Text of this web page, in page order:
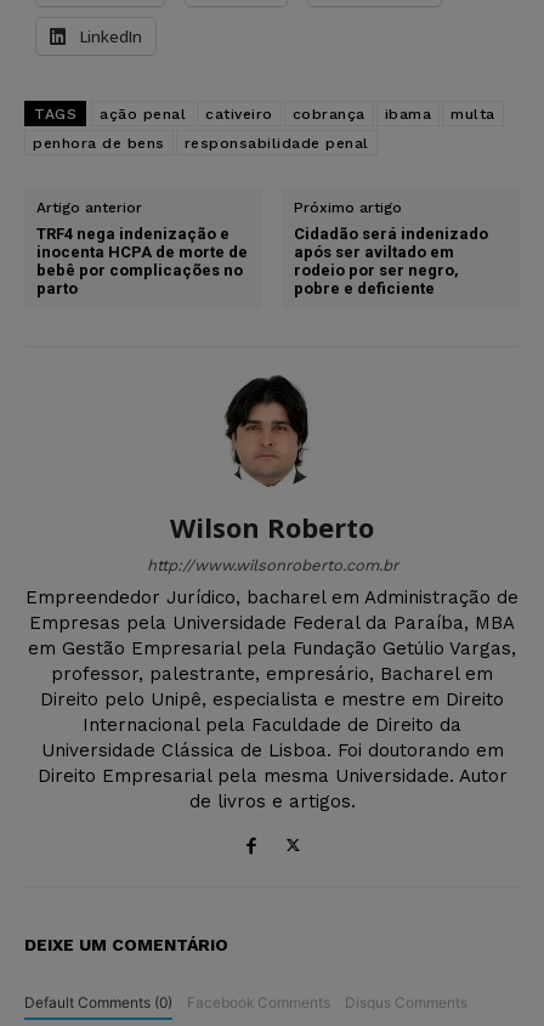
LinkedIn
TAGS ação penal cativeiro cobrança ibama
multa
penhora de bens
responsabilidade penal
Artigo anterior
TRF4 nega indenização e
inocenta HCPA de morte de
bebê por complicações no
parto
Próximo artigo
Cidadão será indenizado
após ser aviltado em
rodeio por ser negro,
pobre e deficiente
Wilson Roberto
http://www.wilsonroberto.com.br
Empreendedor Jurídico, bacharel em Administração de
Empresas pela Universidade Federal da Paraíba, MBA
em Gestão Empresarial pela Fundação Getúlio Vargas,
professor, palestrante, empresário, Bacharel em
Direito pelo Unipê, especialista e mestre em Direito
Internacional pela Faculdade de Direito da
Universidade Clássica de Lisboa. Foi doutorando em
Direito Empresarial pela mesma Universidade. Autor
de livros e artigos.
DEIXE UM COMENTÁRIO
Default Comments (0) Facebook Comments Disqus Comments